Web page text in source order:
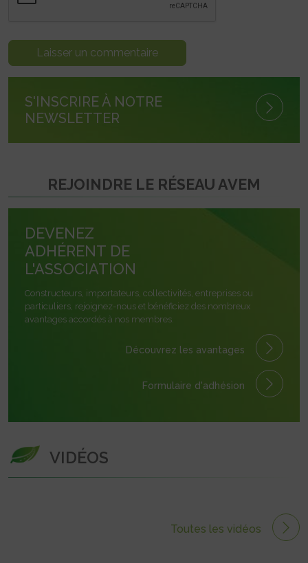
S'INSCRIRE À NOTRE
NEWSLETTER
REJOINDRE LE RÉSEAU AVEM
DEVENEZ
ADHÉRENT DE
L'ASSOCIATION
Constructeurs, importateurs, collectivités, entreprises ou
particuliers, rejoignez-nous et bénéficiez des nombreux
avantages accordés à nos membres.
Découvrez les avantages
Formulaire d'adhésion
VIDÉOS
Toutes les vidéos